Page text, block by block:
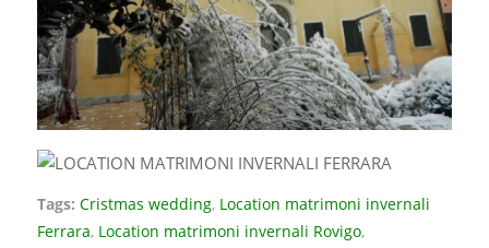
Tags: Cristmas wedding, Location matrimoni invernali
Ferrara, Location matrimoni invernali Rovigo,